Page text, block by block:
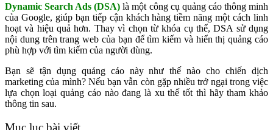
Dynamic Search Ads (DSA) là một công cụ quảng cáo thông minh
của Google, giúp bạn tiếp cận khách hàng tiềm năng một cách linh
hoạt và hiệu quả hơn. Thay vì chọn từ khóa cụ thể, DSA sử dụng
nội dung trên trang web của bạn để tìm kiếm và hiển thị quảng cáo
phù hợp với tìm kiếm của người dùng.
Bạn sẽ tận dụng quảng cáo này như thế nào cho chiến dịch
marketing của mình? Nếu bạn vẫn còn gặp nhiều trở ngại trong việc
lựa chọn loại quảng cáo nào đang là xu thế tốt thì hãy tham khảo
thông tin sau.
Mục lục bài viết